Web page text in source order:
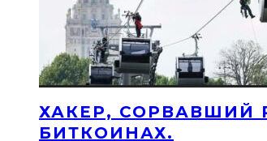
ХАКЕР, СОРВАВШИЙ
БИТКОИНАХ.